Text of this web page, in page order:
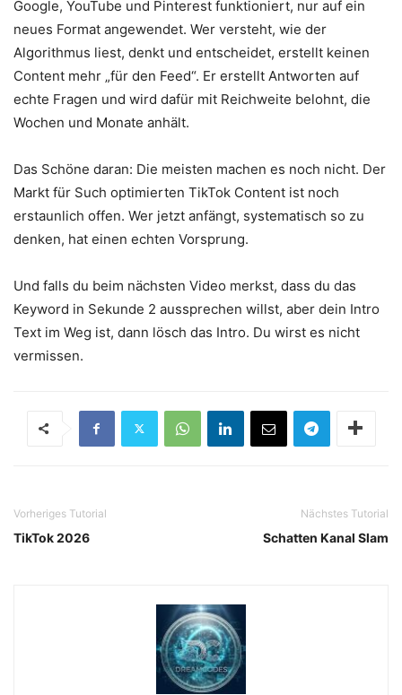
Google, YouTube und Pinterest funktioniert, nur auf ein
neues Format angewendet. Wer versteht, wie der
Algorithmus liest, denkt und entscheidet, erstellt keinen
Content mehr „für den Feed“. Er erstellt Antworten auf
echte Fragen und wird dafür mit Reichweite belohnt, die
Wochen und Monate anhält.
Das Schöne daran: Die meisten machen es noch nicht. Der
Markt für Such optimierten TikTok Content ist noch
erstaunlich offen. Wer jetzt anfängt, systematisch so zu
denken, hat einen echten Vorsprung.
Und falls du beim nächsten Video merkst, dass du das
Keyword in Sekunde 2 aussprechen willst, aber dein Intro
Text im Weg ist, dann lösch das Intro. Du wirst es nicht
vermissen.
Vorheriges Tutorial
TikTok 2026
Nächstes Tutorial
Schatten Kanal Slam